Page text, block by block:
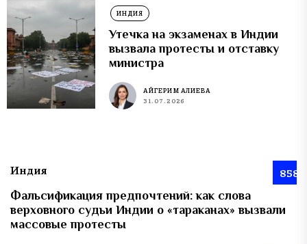
ИНДИЯ
Утечка на экзаменах в Индии
вызвала протесты и отставку
министра
АЙГЕРИМ АЛИЕВА
31.07.2026
Индия 858
Фальсификация предпочтений: как слова
верховного судьи Индии о «тараканах» вызвали
массовые протесты